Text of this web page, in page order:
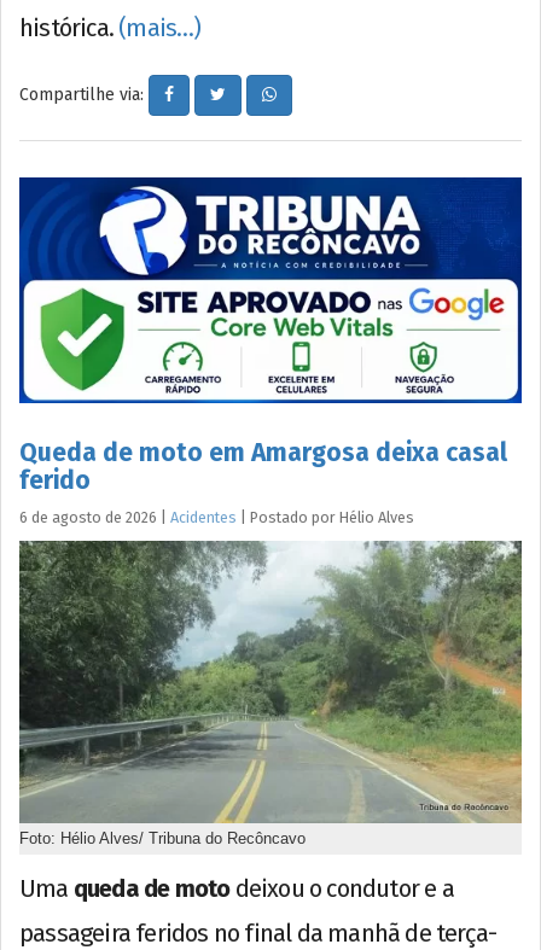
histórica. (mais…)
Compartilhe via:
Queda de moto em Amargosa deixa casal
ferido
6 de agosto de 2026 Acidentes Postado por Hélio Alves
Foto: Hélio Alves/ Tribuna do Recôncavo
Uma queda de motodeixou o condutor e a
passageira feridos no final da manhã de terça-